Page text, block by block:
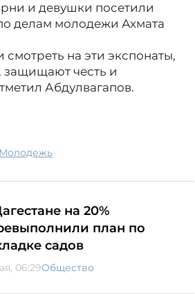
и девушки посетили
делам молодежи Ахмата
смотреть на эти экспонаты,
защищают честь и
Абдулвагапов.
молодежь
на 20%
план по
садов
06:29Общество